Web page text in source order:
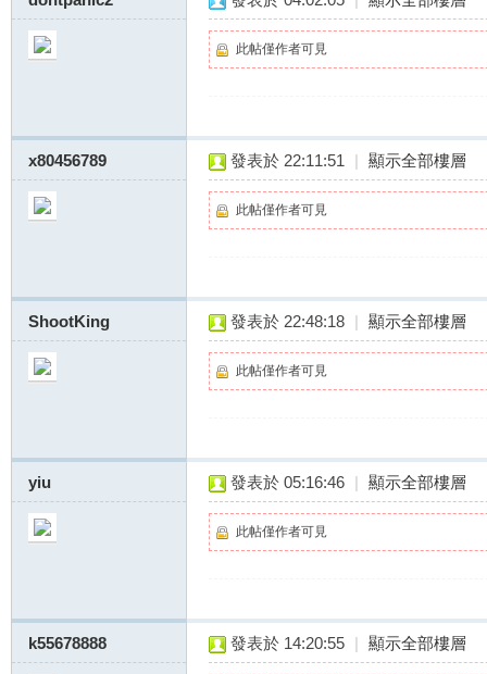
此帖僅作者可見
x80456789 發表於 22:11:51 | 顯示全部樓層
此帖僅作者可見
ShootKing 發表於 22:48:18 | 顯示全部樓層
此帖僅作者可見
yiu 發表於 05:16:46 | 顯示全部樓層
此帖僅作者可見
k55678888 發表於 14:20:55 | 顯示全部樓層